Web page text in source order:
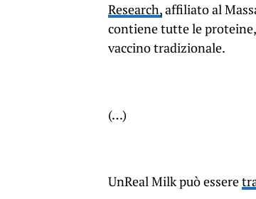
Research,affiliato al
contiene tutte le
vaccino tradizionale.
(…)
UnReal Milk può essere